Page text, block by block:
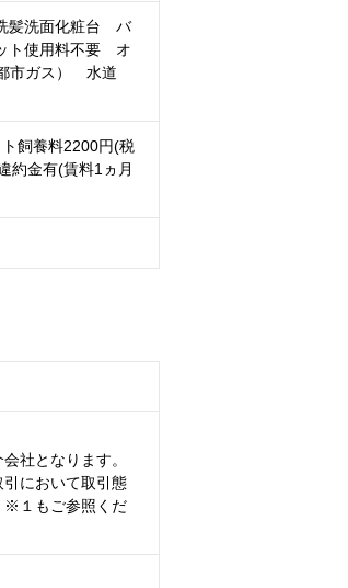
髪洗面化粧台 バ
ト使用料不要 オ
市ガス） 水道
飼養料2200円(税
約金有(賃料1ヵ月
社となります。
において取引態
※１もご参照くだ